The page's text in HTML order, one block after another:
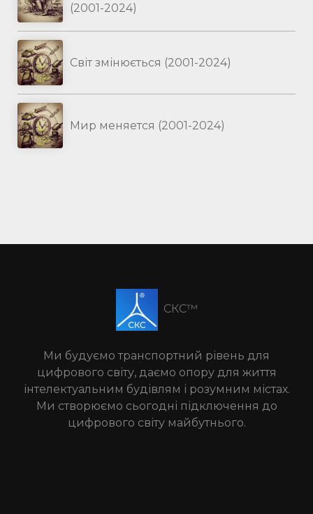
(2001-2024)
Світ змінюється (2001-2024)
Мир меняется (2001-2024)
СКС™
Ми будуємо транспортний рівень для
цифрового світу, даємо опору для життя
інтелектуальним будівлям і розумним містах.
Ми створюємо сьогодні підключення до
цифрового світу майбутнього.